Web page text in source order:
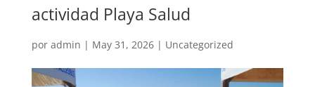
actividad Playa Salud
por admin | May 31, 2026| Uncategorized